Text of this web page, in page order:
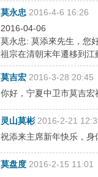
莫永忠 2016-4-6 16:26
2016-04-06
莫永忠: 莫添來先生，您
祖宗在清朝末年遷移到
莫吉宏 2016-3-28 20:45
你好，宁夏中卫市莫吉
灵山莫彬 2016-2-21
祝添来主席新年快乐，
莫盘度 2016-2-15 11:01